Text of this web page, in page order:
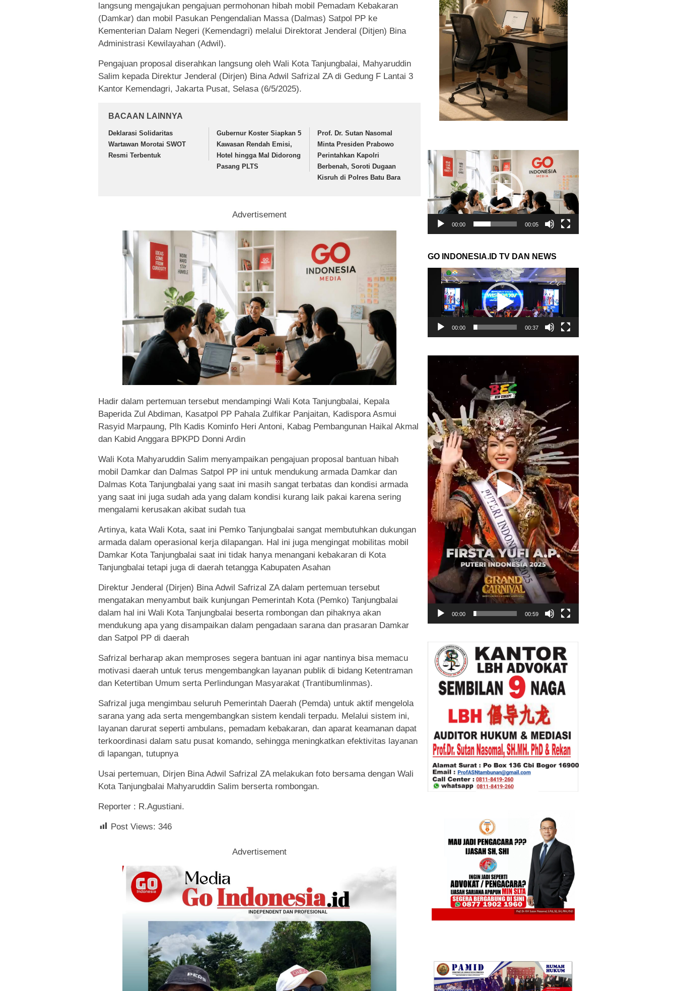
langsung mengajukan pengajuan permohonan hibah mobil Pemadam Kebakaran
(Damkar) dan mobil Pasukan Pengendalian Massa (Dalmas) Satpol PP ke
Kementerian Dalam Negeri (Kemendagri) melalui Direktorat Jenderal (Ditjen) Bina
Administrasi Kewilayahan (Adwil).
Pengajuan proposal diserahkan langsung oleh Wali Kota Tanjungbalai, Mahyaruddin
Salim kepada Direktur Jenderal (Dirjen) Bina Adwil Safrizal ZA di Gedung F Lantai 3
Kantor Kemendagri, Jakarta Pusat, Selasa (6/5/2025).
BACAAN LAINNYA
Deklarasi Solidaritas
Wartawan Morotai SWOT
Resmi Terbentuk
Gubernur Koster Siapkan 5
Kawasan Rendah Emisi,
Hotel hingga Mal Didorong
Pasang PLTS
Prof. Dr. Sutan Nasomal
Minta Presiden Prabowo
Perintahkan Kapolri
Berbenah, Soroti Dugaan
Kisruh di Polres Batu Bara
Advertisement
Hadir dalam pertemuan tersebut mendampingi Wali Kota Tanjungbalai, Kepala
Baperida Zul Abdiman, Kasatpol PP Pahala Zulfikar Panjaitan, Kadispora Asmui
Rasyid Marpaung, Plh Kadis Kominfo Heri Antoni, Kabag Pembangunan Haikal Akmal
dan Kabid Anggara BPKPD Donni Ardin
Wali Kota Mahyaruddin Salim menyampaikan pengajuan proposal bantuan hibah
mobil Damkar dan Dalmas Satpol PP ini untuk mendukung armada Damkar dan
Dalmas Kota Tanjungbalai yang saat ini masih sangat terbatas dan kondisi armada
yang saat ini juga sudah ada yang dalam kondisi kurang laik pakai karena sering
mengalami kerusakan akibat sudah tua
Artinya, kata Wali Kota, saat ini Pemko Tanjungbalai sangat membutuhkan dukungan
armada dalam operasional kerja dilapangan. Hal ini juga mengingat mobilitas mobil
Damkar Kota Tanjungbalai saat ini tidak hanya menangani kebakaran di Kota
Tanjungbalai tetapi juga di daerah tetangga Kabupaten Asahan
Direktur Jenderal (Dirjen) Bina Adwil Safrizal ZA dalam pertemuan tersebut
mengatakan menyambut baik kunjungan Pemerintah Kota (Pemko) Tanjungbalai
dalam hal ini Wali Kota Tanjungbalai beserta rombongan dan pihaknya akan
mendukung apa yang disampaikan dalam pengadaan sarana dan prasaran Damkar
dan Satpol PP di daerah
Safrizal berharap akan memproses segera bantuan ini agar nantinya bisa memacu
motivasi daerah untuk terus mengembangkan layanan publik di bidang Ketentraman
dan Ketertiban Umum serta Perlindungan Masyarakat (Trantibumlinmas).
Safrizal juga mengimbau seluruh Pemerintah Daerah (Pemda) untuk aktif mengelola
sarana yang ada serta mengembangkan sistem kendali terpadu. Melalui sistem ini,
layanan darurat seperti ambulans, pemadam kebakaran, dan aparat keamanan dapat
terkoordinasi dalam satu pusat komando, sehingga meningkatkan efektivitas layanan
di lapangan, tutupnya
Usai pertemuan, Dirjen Bina Adwil Safrizal ZA melakukan foto bersama dengan Wali
Kota Tanjungbalai Mahyaruddin Salim berserta rombongan.
Reporter : R.Agustiani.
Post Views: 346
Advertisement
Pemutar
Video
00:00 00:05
GO INDONESIA.ID TV DAN NEWS
Pemutar
Video
00:00 00:37
Pemutar
00:00 00:59